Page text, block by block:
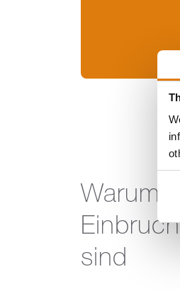
Warum
sind